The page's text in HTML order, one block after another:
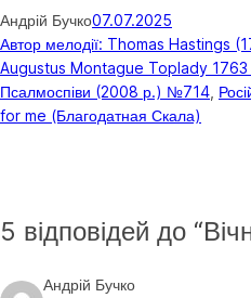
Андрій Бучко07.07.2025
Автор мелодії: Thomas Hastings
Augustus Montague Toplady
Псалмоспіви (2008 р.) №714
for me (Благодатная Скала)
5 відповідей до
Андрій Бучко